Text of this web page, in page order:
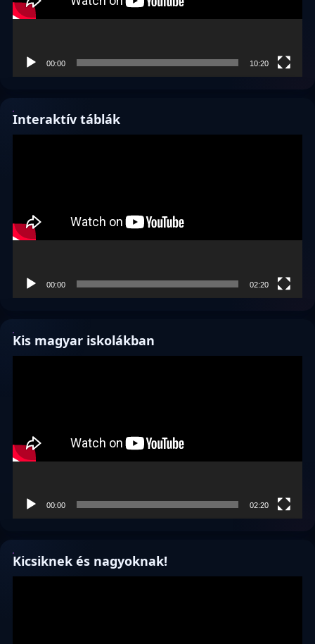
00:00 10:20
Interaktív táblák
00:00 02:20
Kis magyar iskolákban
00:00 02:20
Kicsiknek és nagyoknak!